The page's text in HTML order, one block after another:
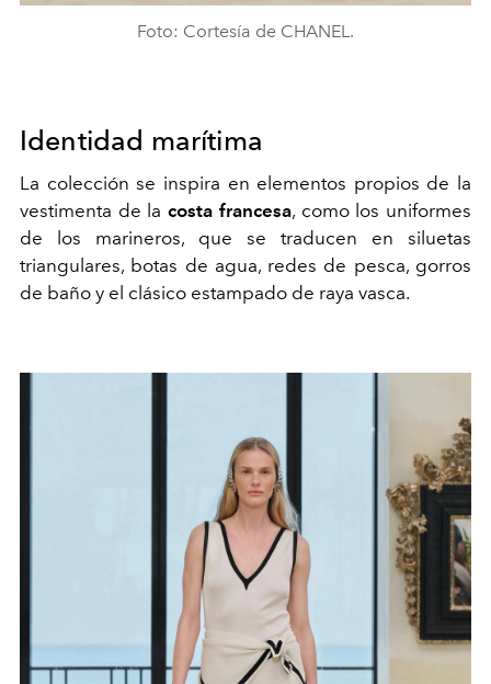
Foto: Cortesía de CHANEL.
Identidad marítima
La colección se inspira en elementos propios de la
vestimenta de lacosta francesa, como los uniformes
de los marineros, que se traducen en siluetas
triangulares, botas de agua, redes de pesca, gorros
de baño y el clásico estampado de raya vasca.